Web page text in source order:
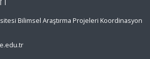
Bilimsel Araştırma Projeleri Koordinasyon